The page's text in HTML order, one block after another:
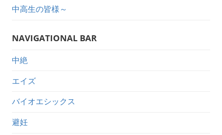
中高生の皆様～
NAVIGATIONAL BAR
中絶
エイズ
バイオエシックス
避妊